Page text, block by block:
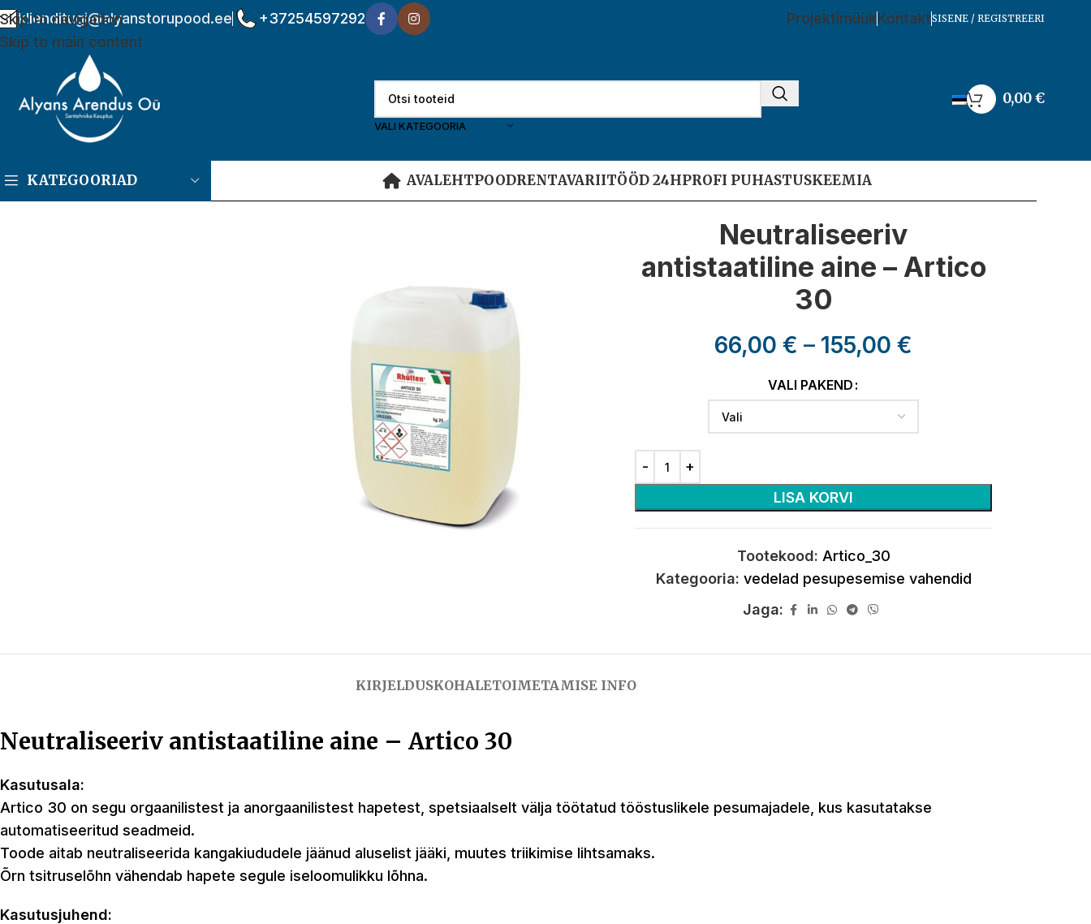
Skip to navigation
Skip to main content
klienditugi@alyanstorupood.ee +37254597292 ProjektimüükKontaktSISENE / REGISTREERI
VALI KATEGOORIA
0,00€
KATEGOORIAD AVALEHTPOODRENTAVARIITÖÖD 24HPROFI PUHASTUSKEEMIA
Neutraliseeriv
antistaatiline aine – Artico
30
66,00€ – 155,00€
VALI PAKEND
LISA KORVI
Tootekood: Artico_30
Kategooria: vedelad pesupesemise vahendid
Jaga:
KIRJELDUSKOHALETOIMETAMISE INFO
Neutraliseeriv antistaatiline aine – Artico 30
Kasutusala:
Artico 30 on segu orgaanilistest ja anorgaanilistest hapetest, spetsiaalselt välja töötatud tööstuslikele pesumajadele, kus kasutatakse
automatiseeritud seadmeid.
Toode aitab neutraliseerida kangakiududele jäänud aluselist jääki, muutes triikimise lihtsamaks.
Õrn tsitruselõhn vähendab hapete segule iseloomulikku lõhna.
Kasutusjuhend: